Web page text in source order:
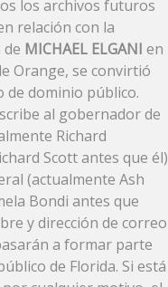
los archivos futuros
relación con la
MICHAEL ELGANI en
Orange, se convirtió
de dominio público.
al gobernador de
Richard
Scott antes que él)
(actualmente Ash
Bondi antes que
y dirección de correo
a formar parte
de Florida. Si está